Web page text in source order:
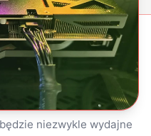
niezwykle wydajne